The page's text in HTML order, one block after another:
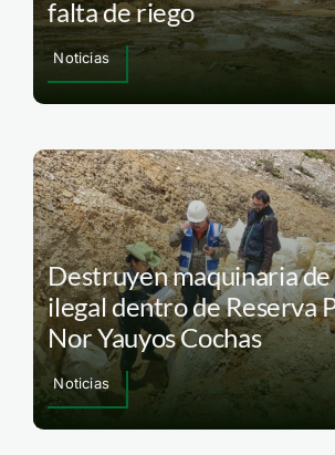
falta de riego
Noticias
Destruyen maquinaria
ilegal dentro de Reserva
Nor Yauyos Cochas
Noticias